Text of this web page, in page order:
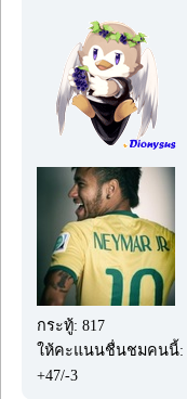
กระทู้: 817
ให้คะแนนชื่นชมคนนี้:
+47/-3